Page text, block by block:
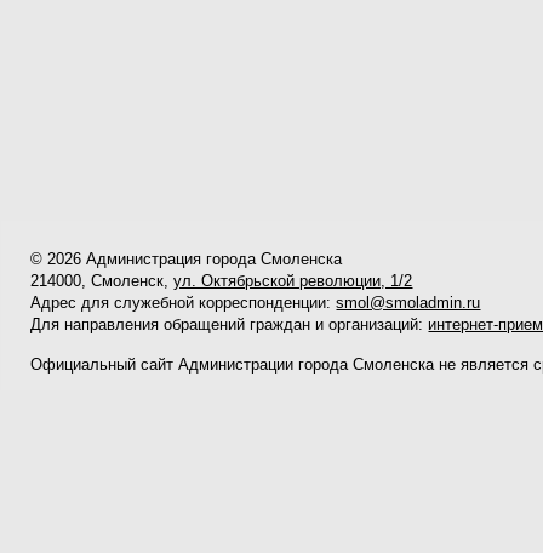
© 2026 Администрация города Смоленска
214000, Смоленск,ул. Октябрьской революции, 1/2
Адрес для служебной корреспонденции:smol@smoladmin.ru
Для направления обращений граждан и организаций: интернет-
Официальный сайт Администрации города Смоленска не является